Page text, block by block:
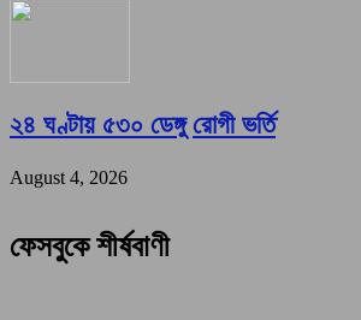
২৪ ঘণ্টায় ৫৩০ ডেঙ্গু রোগী ভর্তি
August 4, 2026
ফেসবুকে শীর্ষবাণী